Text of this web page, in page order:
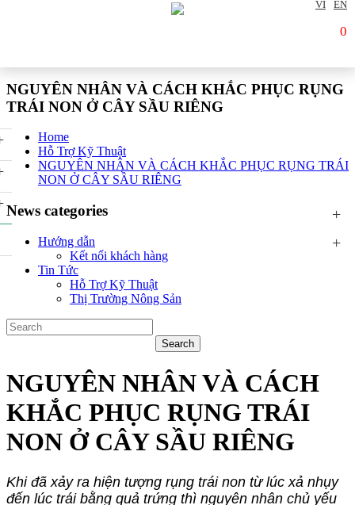
VI EN
0
NGUYÊN NHÂN VÀ CÁCH KHẮC PHỤC RỤNG
TRÁI NON Ở CÂY SẦU RIÊNG
Home
Hỗ Trợ Kỹ Thuật
NGUYÊN NHÂN VÀ CÁCH KHẮC PHỤC RỤNG TRÁI
NON Ở CÂY SẦU RIÊNG
News categories
Hướng dẫn
+
Kết nối khách hàng
Tin Tức
+
Hỗ Trợ Kỹ Thuật
Thị Trường Nông Sản
NGUYÊN NHÂN VÀ CÁCH
KHẮC PHỤC RỤNG TRÁI
NON Ở CÂY SẦU RIÊNG
Khi đã xảy ra hiện tượng rụng trái non từ lúc xả nhụy
đến lúc trái bằng quả trứng thì nguyên nhân chủ yếu